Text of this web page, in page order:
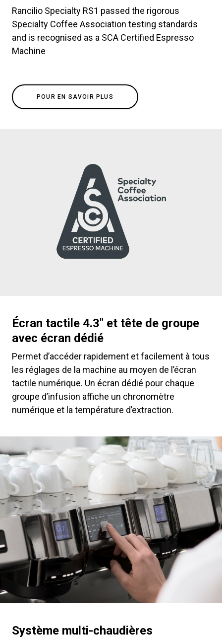
Rancilio Specialty RS1 passed the rigorous
Specialty Coffee Association testing standards
and is recognised as a SCA Certified Espresso
Machine
POUR EN SAVOIR PLUS
Écran tactile 4.3″ et tête de groupe
avec écran dédié
Permet d’accéder rapidement et facilement à tous
les réglages de la machine au moyen de l’écran
tactile numérique. Un écran dédié pour chaque
groupe d’infusion affiche un chronomètre
numérique et la température d’extraction.
Système multi-chaudières